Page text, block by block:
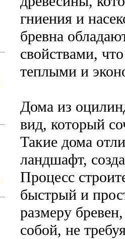
гниения и
бревна
свойствами,
теплыми и
Дома из
вид, который
Такие дома
ландшафт,
Процесс
быстрый и
размеру
собой, не